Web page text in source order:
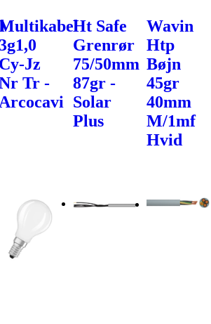
3g1,0
Cy-Jz
Tr -
Ht Safe
Grenrør
75/50mm
87gr -
Solar
Plus
Wavin
Htp
Bøjn
45gr
40mm
M/1mf
Hvid